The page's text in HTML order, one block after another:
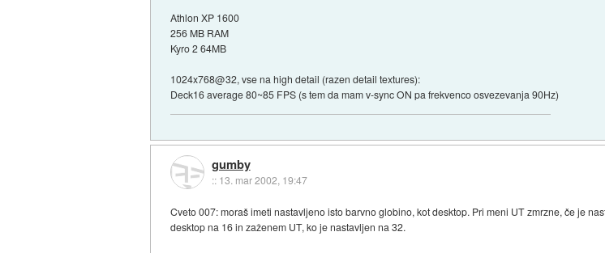
Athlon XP 1600
256 MB RAM
Kyro 2 64MB
1024x768@32, vse na high detail (razen detail textures):
Deck16 average 80~85 FPS (s tem da mam v-sync ON pa frekvenco osvezevanja 90Hz)
gumby
:: 13. mar 2002, 19:47
Cveto 007: moraš imeti nastavljeno isto barvno globino, kot desktop. Pri meni UT zmrzne, če je
desktop na 16 in zaženem UT, ko je nastavljen na 32.